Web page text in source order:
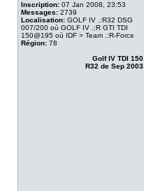
Inscription: 07 Jan 2008, 23:53
Messages: 2739
Localisation: GOLF IV .:R32 DSG
007/200 où GOLF IV .:R GTI TDI
150@195 où IDF > Team .:R-Force
Région: 78
Golf IV TDI 150
R32 de Sep 2003